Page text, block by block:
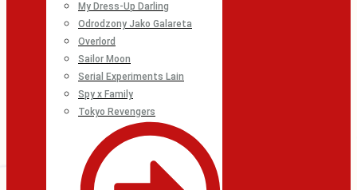
My Dress-Up Darling
Odrodzony Jako Galareta
Overlord
Sailor Moon
Serial Experiments Lain
Spy x Family
Tokyo Revengers